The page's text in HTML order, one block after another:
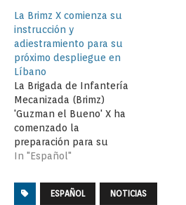
español desplegado en
el Sur del Líbano en la
misión de Naciones
Unidas, ha asistido en
representación del mismo
a la inauguración del
aula de informática de…
La Brimz X comienza su
instrucción y
adiestramiento para su
próximo despliegue en
Líbano
La Brigada de Infantería
Mecanizada (Brimz)
'Guzman el Bueno' X ha
comenzado la
preparación para su
próxima misión
bajo bandera de
Naciones Unidas, pues
In "Español"
ESPAÑOL NOTICIAS